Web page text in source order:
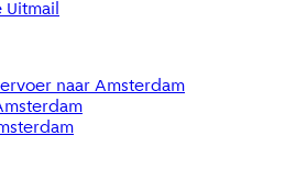
Uitmail
naar Amsterdam